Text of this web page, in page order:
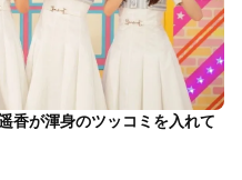
香が渾身のツッコミを入れて